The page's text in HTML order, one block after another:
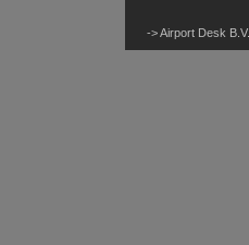
-> Airport Desk B.V.